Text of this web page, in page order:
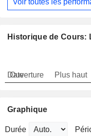
Historique de Cours:
Date
Ouverture Plus haut
Graphique
Durée